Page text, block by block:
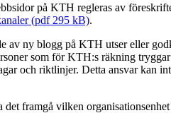
på KTH regleras av
(pdf 295 kB).
av ny blogg på KTH utser eller
som för KTH:s räkning
och riktlinjer. Detta ansvar kan
det framgå vilken